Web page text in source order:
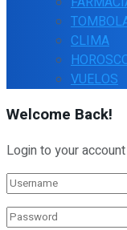
CLIMA
VUELOS
Welcome Back!
Login to your